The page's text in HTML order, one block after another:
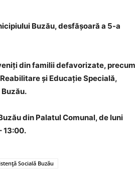
Buzău, desfășoară a 5-a
din familii defavorizate, precum
și Educație Specială,
din Palatul Comunal, de luni
13:00.
Socială Buzău